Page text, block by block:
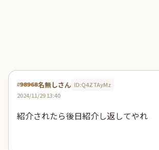
#98968名無しさん ID:Q4ZTAyMz
2024/11/29 13:40
紹介されたら後日紹介し返してやれ